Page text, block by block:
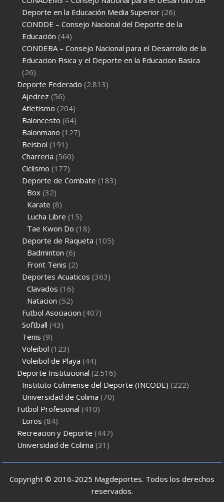
Deporte en la Educación Media Superior (26)
CONDDE – Consejo Nacional del Deporte de la
Educación (44)
CONDEBA – Consejo Nacional para el Desarrollo de la
Educacion Fisica y el Deporte en la Educacion Basica
(26)
Deporte Federado (2.813)
Ajedrez (56)
Atletismo (204)
Baloncesto (64)
Balonmano (127)
Beisbol (191)
Charreria (560)
Ciclismo (177)
Deporte de Combate (183)
Box (32)
Karate (8)
Lucha Libre (15)
Tae Kwon Do (18)
Deporte de Raqueta (105)
Badminton (6)
Front Tenis (2)
Deportes Acuaticos (363)
Clavados (16)
Natacion (52)
Futbol Asociacion (407)
Softball (43)
Tenis (9)
Voleibol (123)
Voleibol de Playa (44)
Deporte Institucional (2.516)
Instituto Colimense del Deporte (INCODE) (222)
Universidad de Colima (70)
Futbol Profesional (410)
Loros (84)
Recreacion y Deporte (447)
Universidad de Colima (31)
Copyright © 2016-2025 Magdeportes. Todos los derechos
reservados.